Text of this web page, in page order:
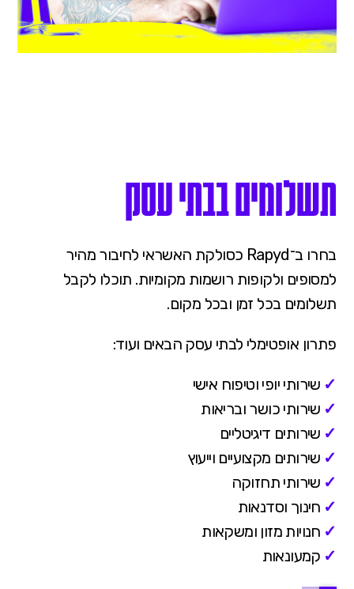
תשלומים בבתי עסק
בחרו ב־Rapyd כסולקת האשראי לחיבור מהיר
למסופים ולקופות רושמות מקומיות. תוכלו לקבל
תשלומים בכל זמן ובכל מקום.
פתרון אופטימלי לבתי עסק הבאים ועוד:
✓ שירותי יופי וטיפוח אישי
✓ שירותי כושר ובריאות
✓ שירותים דיגיטליים
✓ שירותים מקצועיים וייעוץ
✓ שירותי תחזוקה
✓ חינוך וסדנאות
✓ חנויות מזון ומשקאות
✓ קמעונאות